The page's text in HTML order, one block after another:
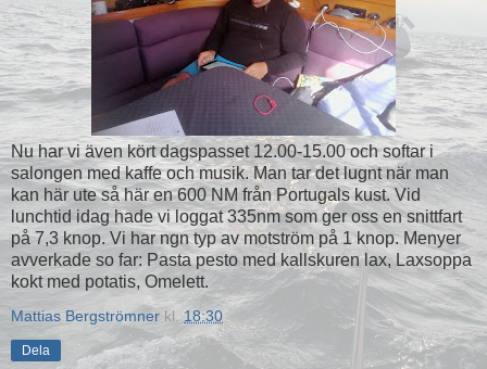
Nu har vi även kört dagspasset 12.00-15.00 och softar i
salongen med kaffe och musik. Man tar det lugnt när man
kan här ute så här en 600 NM från Portugals kust. Vid
lunchtid idag hade vi loggat 335nm som ger oss en snittfart
på 7,3 knop. Vi har ngn typ av motström på 1 knop. Menyer
avverkade so far: Pasta pesto med kallskuren lax, Laxsoppa
kokt med potatis, Omelett.
Mattias Bergströmner kl.18:30
Dela